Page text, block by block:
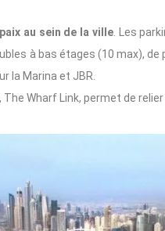
au sein de la ville. Les
à bas étages (10 max),
la Marina et JBR.
Wharf Link, permet de